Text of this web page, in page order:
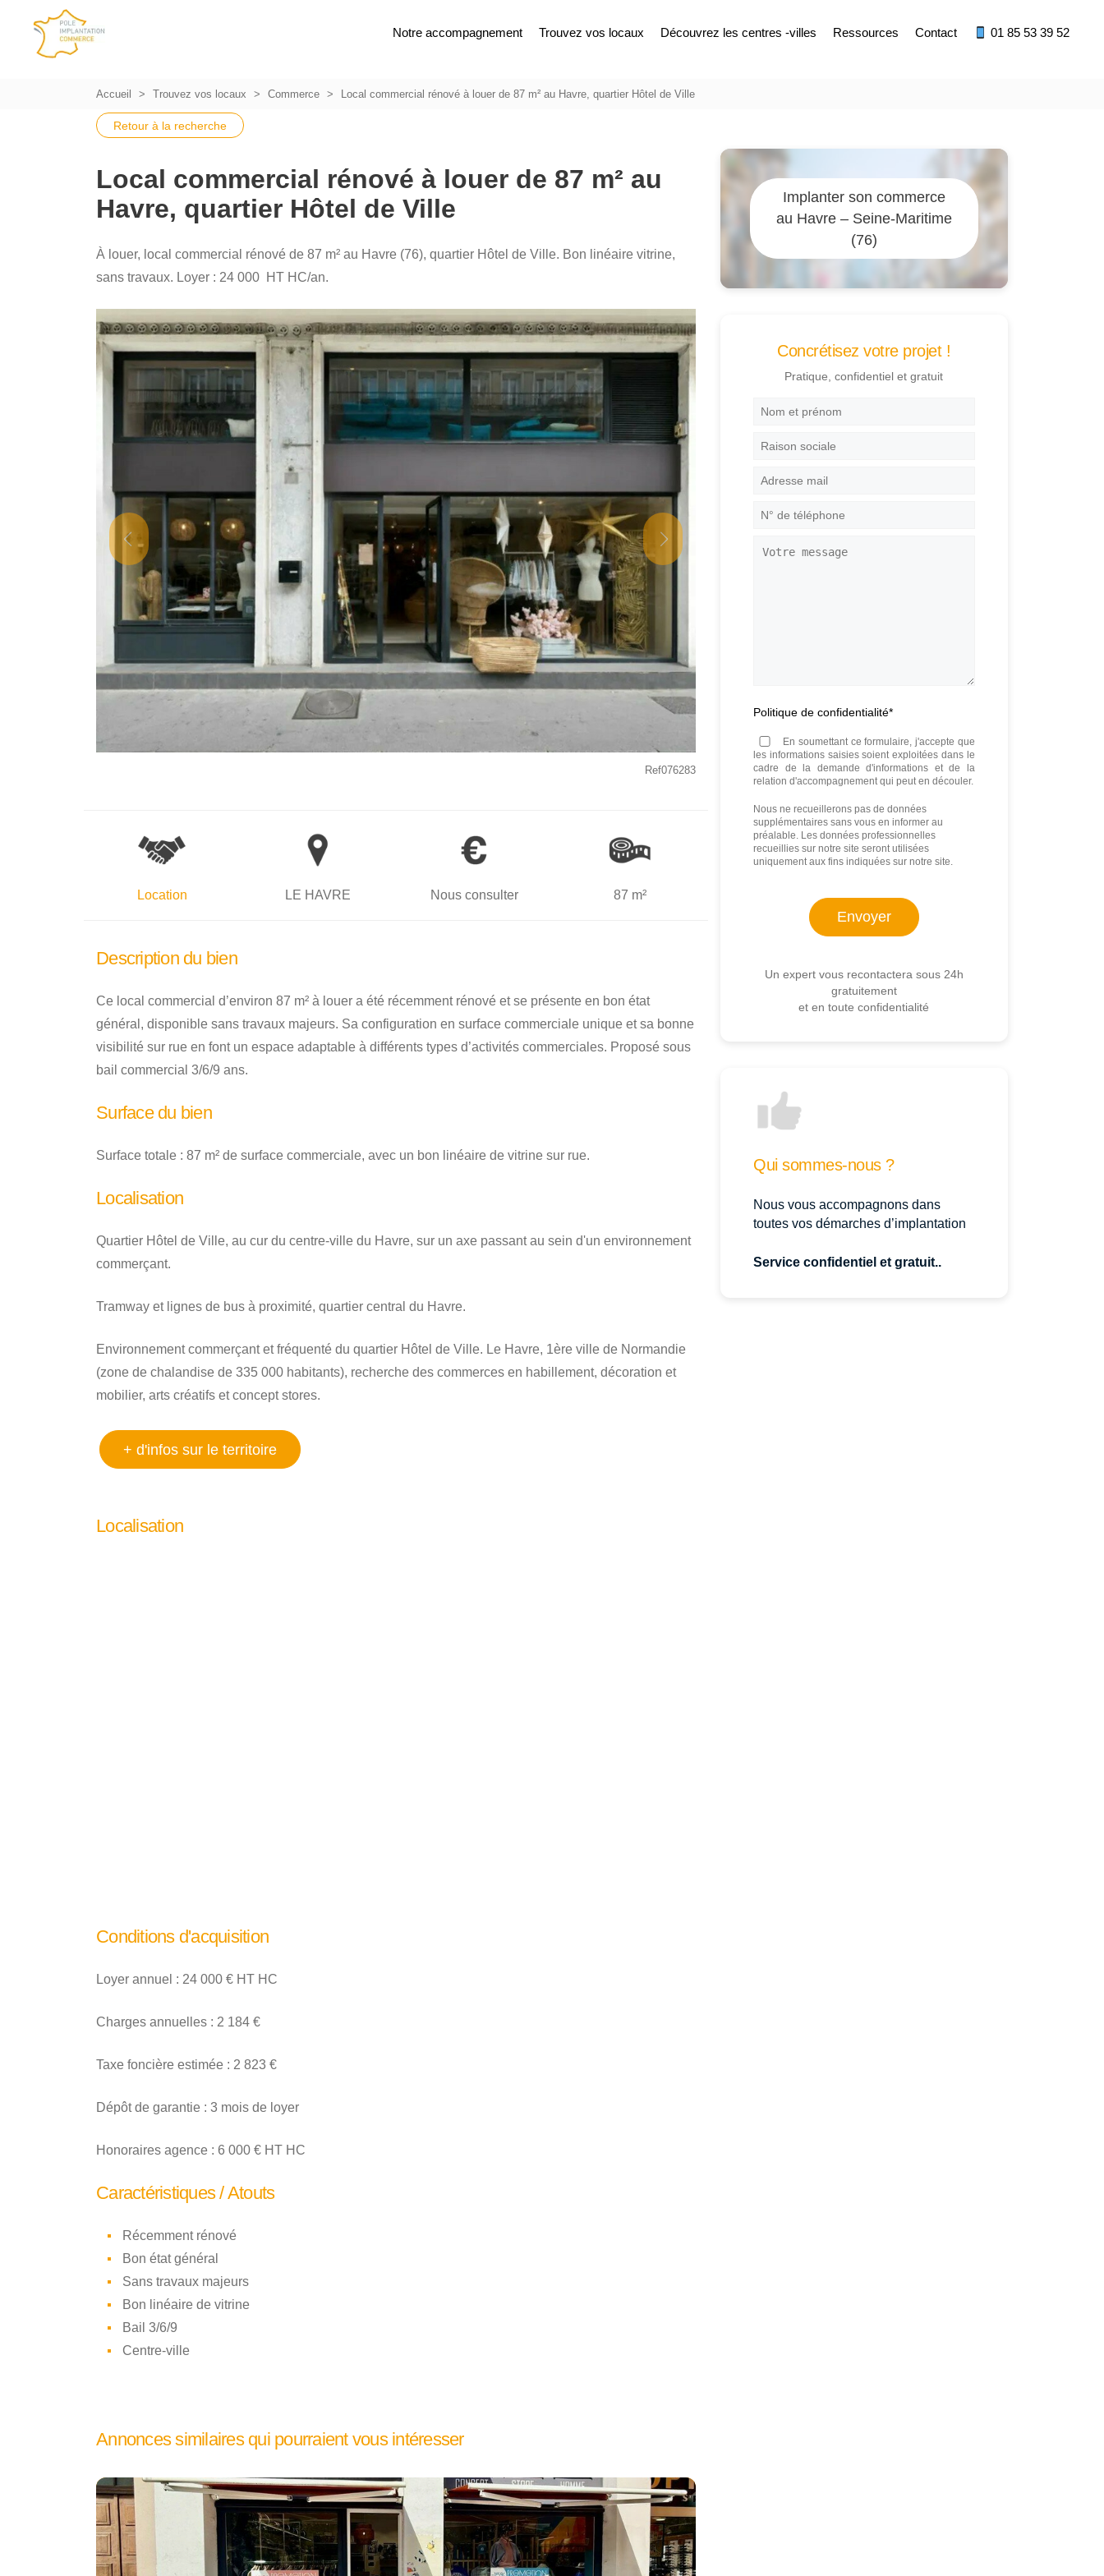
Notre accompagnement Trouvez vos locaux Découvrez les centres -villes Ressources Contact 01 85 53 39 52
Accueil Trouvez vos locaux Commerce Local commercial rénové à louer de 87 m² au Havre, quartier Hôtel de Ville
Retour à la recherche
Local commercial rénové à louer de 87 m² au
Havre, quartier Hôtel de Ville
À louer, local commercial rénové de 87 m² au Havre (76), quartier Hôtel de Ville. Bon linéaire vitrine,
sans travaux. Loyer : 24 000  HT HC/an.
Ref076283
Location LE HAVRE Nous consulter 87 m²
Description du bien
Ce local commercial d’environ 87 m² à louer a été récemment rénové et se présente en bon état
général, disponible sans travaux majeurs. Sa configuration en surface commerciale unique et sa bonne
visibilité sur rue en font un espace adaptable à différents types d’activités commerciales. Proposé sous
bail commercial 3/6/9 ans.
Surface du bien
Surface totale : 87 m² de surface commerciale, avec un bon linéaire de vitrine sur rue.
Localisation
Quartier Hôtel de Ville, au cur du centre-ville du Havre, sur un axe passant au sein d'un environnement
commerçant.
Tramway et lignes de bus à proximité, quartier central du Havre.
Environnement commerçant et fréquenté du quartier Hôtel de Ville. Le Havre, 1ère ville de Normandie
(zone de chalandise de 335 000 habitants), recherche des commerces en habillement, décoration et
mobilier, arts créatifs et concept stores.
+ d'infos sur le territoire
Localisation
Conditions d'acquisition
Loyer annuel : 24 000 € HT HC
Charges annuelles : 2 184 €
Taxe foncière estimée : 2 823 €
Dépôt de garantie : 3 mois de loyer
Honoraires agence : 6 000 € HT HC
Caractéristiques / Atouts
Récemment rénové
Bon état général
Sans travaux majeurs
Bon linéaire de vitrine
Bail 3/6/9
Centre-ville
Annonces similaires qui pourraient vous intéresser
Implanter son commerce
au Havre – Seine-Maritime
(76)
Concrétisez votre projet !
Pratique, confidentiel et gratuit
Nom
prénom*
Raison
Adresse
N°
téléphone*
Votre
Politique de confidentialité*
En soumettant ce formulaire, j'accepte que
les informations saisies soient exploitées dans le
cadre de la demande d'informations et de la
relation d'accompagnement qui peut en découler.
Nous ne recueillerons pas de données
supplémentaires sans vous en informer au
préalable. Les données professionnelles
recueillies sur notre site seront utilisées
uniquement aux fins indiquées sur notre site.
Un expert vous recontactera sous 24h
gratuitement
et en toute confidentialité
Qui sommes-nous ?
Nous vous accompagnons dans
toutes vos démarches d’implantation
Service confidentiel et gratuit..